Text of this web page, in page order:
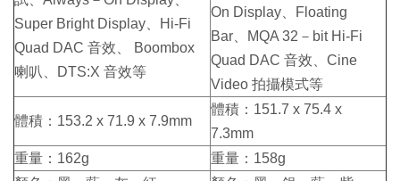
Super Bright Display、Hi-Fi
Quad DAC 音效、 Boombox
喇叭、DTS:X 音效等
On Display、Floating
Bar、MQA 32－bit Hi-Fi
Quad DAC 音效、Cine
Video 拍攝模式等
體積：153.2 x 71.9 x 7.9mm
體積：151.7 x 75.4 x
7.3mm
重量：162g
重量：158g